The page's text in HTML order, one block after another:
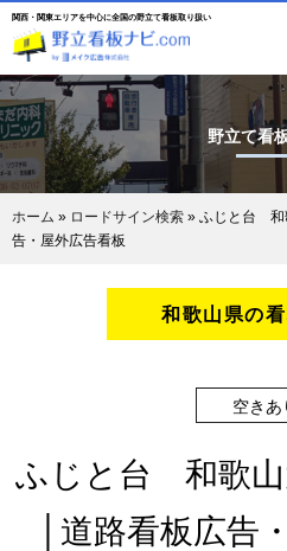
関西・関東エリアを中心に全国の野立て看板取り扱い
野立て看
ホーム » ロードサイン検索 » ふじと台 和
告・屋外広告看板
和歌山県の
空きあ
ふじと台 和歌山
│道路看板広告